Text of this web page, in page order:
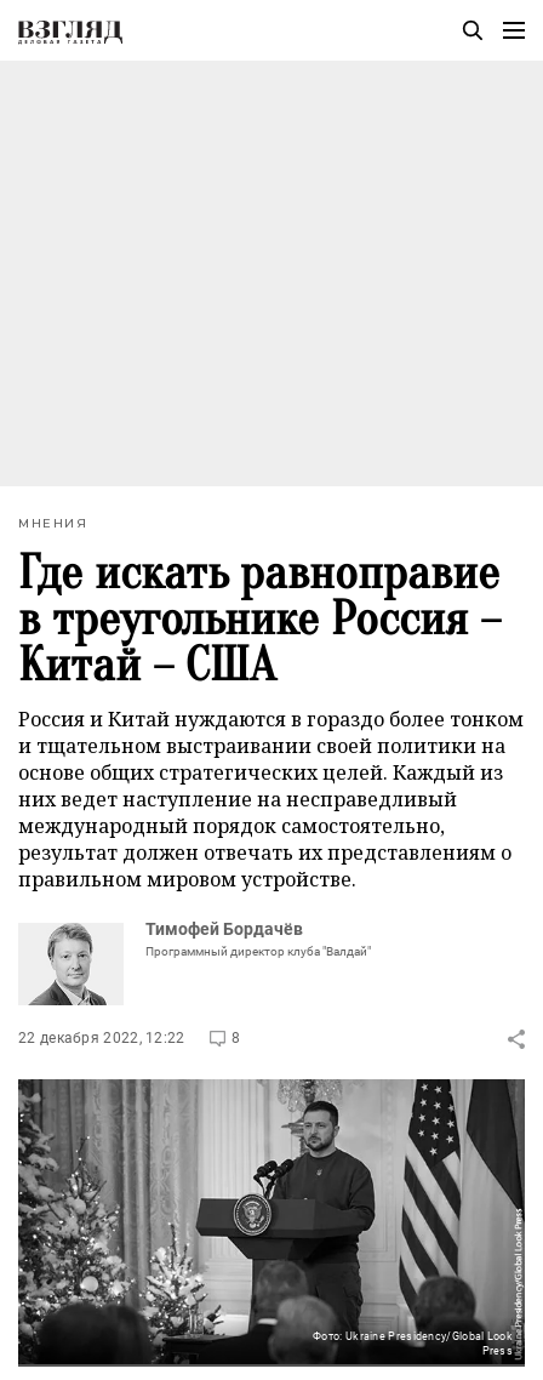
МНЕНИЯ
Где искать равноправие
в треугольнике Россия –
Китай – США
Россия и Китай нуждаются в гораздо более тонком
и тщательном выстраивании своей политики на
основе общих стратегических целей. Каждый из
них ведет наступление на несправедливый
международный порядок самостоятельно,
результат должен отвечать их представлениям о
правильном мировом устройстве.
Тимофей Бордачёв
Программный директор клуба "Валдай"
22 декабря 2022, 12:22 8
Фото: Ukraine Presidency/Global Look
Press